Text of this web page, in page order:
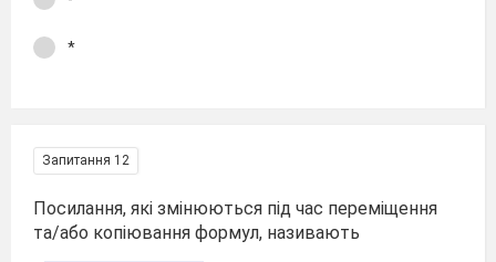
*
Запитання 12
Посилання, які змінюються під час переміщення
та/або копіювання формул, називають